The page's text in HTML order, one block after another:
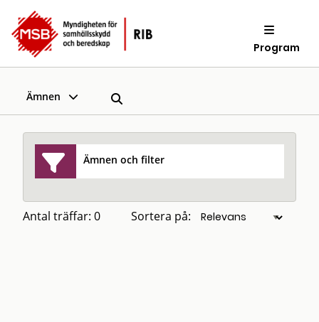
Program
Ämnen
Ämnen och filter
Antal träffar: 0 Sortera på: